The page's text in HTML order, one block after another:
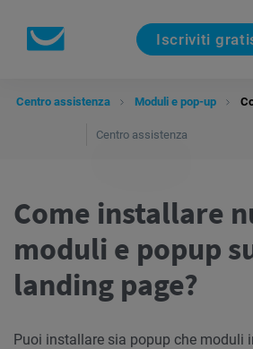
Iscriviti
Centro assistenza Moduli e pop-up
Come installare
moduli e popup
landing page?
Puoi installare sia popup che moduli